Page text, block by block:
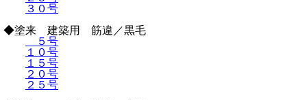
３０号
◆塗来 建築用 筋違／黒毛
５号
１０号
１５号
２０号
２５号